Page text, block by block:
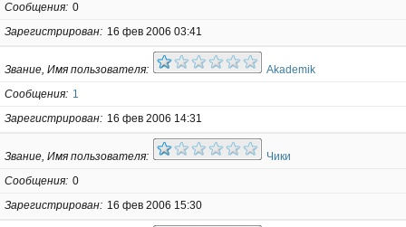
Сообщения 0
Зарегистрирован
16 фев 2006 03:41
Звание, Имя пользователя
Akademik
Сообщения
1
Зарегистрирован
16 фев 2006 14:31
Звание, Имя пользователя
Чики
Сообщения 0
Зарегистрирован
16 фев 2006 15:30